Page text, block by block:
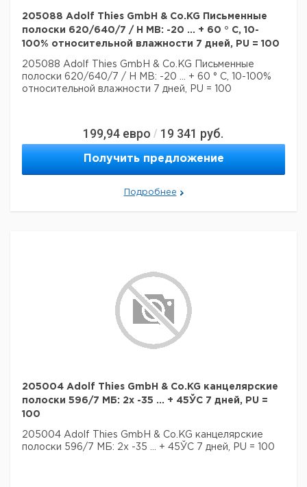
205088 Adolf Thies GmbH & Co.KG Письменные
полоски 620/640/7 / H MB: -20 ... + 60 ° C, 10-
100% относительной влажности 7 дней, PU = 100
205088 Adolf Thies GmbH & Co.KG Письменные
полоски 620/640/7 / H MB: -20 ... + 60 ° C, 10-100%
относительной влажности 7 дней, PU = 100
199,94 евро / 19 341 руб.
Получить предложение
Подробнее
205004 Adolf Thies GmbH & Co.KG канцелярские
полоски 596/7 МБ: 2x -35 ... + 45ЎC 7 дней, PU =
100
205004 Adolf Thies GmbH & Co.KG канцелярские
полоски 596/7 МБ: 2x -35 ... + 45ЎC 7 дней, PU = 100